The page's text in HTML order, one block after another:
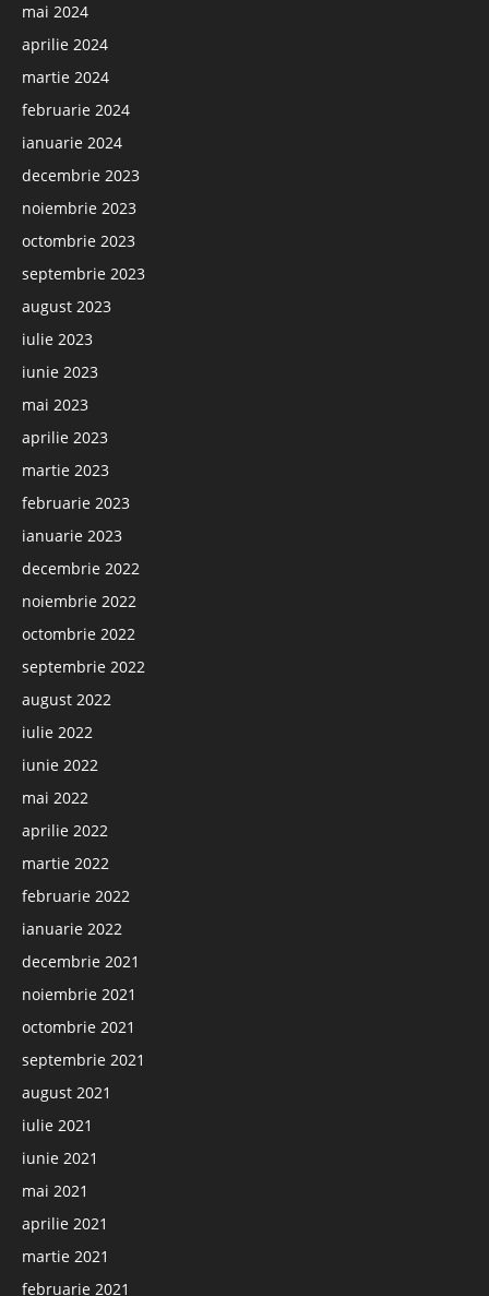
mai 2024
aprilie 2024
martie 2024
februarie 2024
ianuarie 2024
decembrie 2023
noiembrie 2023
octombrie 2023
septembrie 2023
august 2023
iulie 2023
iunie 2023
mai 2023
aprilie 2023
martie 2023
februarie 2023
ianuarie 2023
decembrie 2022
noiembrie 2022
octombrie 2022
septembrie 2022
august 2022
iulie 2022
iunie 2022
mai 2022
aprilie 2022
martie 2022
februarie 2022
ianuarie 2022
decembrie 2021
noiembrie 2021
octombrie 2021
septembrie 2021
august 2021
iulie 2021
iunie 2021
mai 2021
aprilie 2021
martie 2021
februarie 2021